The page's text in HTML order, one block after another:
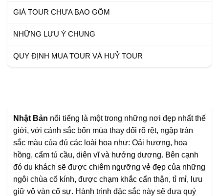
GIÁ TOUR CHƯA BAO GỒM
NHỮNG LƯU Ý CHUNG
QUY ĐỊNH MUA TOUR VÀ HUỶ TOUR
Nhật Bản nổi tiếng là một trong những nơi đẹp nhất thế
giới, với cảnh sắc bốn mùa thay đổi rõ rệt, ngập tràn
sắc màu của đủ các loài hoa như: Oải hương, hoa
hồng, cẩm tú cầu, diên vĩ và hướng dương. Bên cạnh
đó du khách sẽ được chiêm ngưỡng vẻ đẹp của những
ngôi chùa cổ kính, được chạm khắc cẩn thận, tỉ mỉ, lưu
giữ vô vàn cố sự. Hành trình đặc sắc này sẽ đưa quý